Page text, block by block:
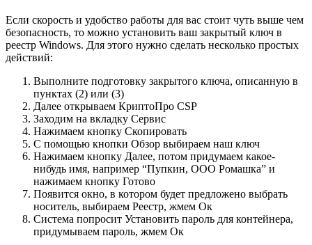
Если скорость и удобство работы для вас стоит чуть выше чем
безопасность, то можно установить ваш закрытый ключ в
реестр Windows. Для этого нужно сделать несколько простых
действий:
Выполните подготовку закрытого ключа, описанную в
пунктах (2) или (3)
Далее открываем КриптоПро CSP
Заходим на вкладку Сервис
Нажимаем кнопку Скопировать
С помощью кнопки Обзор выбираем наш ключ
Нажимаем кнопку Далее, потом придумаем какое-
нибудь имя, например “Пупкин, ООО Ромашка” и
нажимаем кнопку Готово
Появится окно, в котором будет предложено выбрать
носитель, выбираем Реестр, жмем Ок
Система попросит Установить пароль для контейнера,
придумываем пароль, жмем Ок